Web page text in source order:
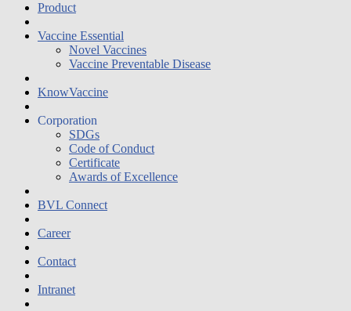
Product
Vaccine Essential
Novel Vaccines
Vaccine Preventable Disease
KnowVaccine
Corporation
SDGs
Code of Conduct
Certificate
Awards of Excellence
BVL Connect
Career
Contact
Intranet